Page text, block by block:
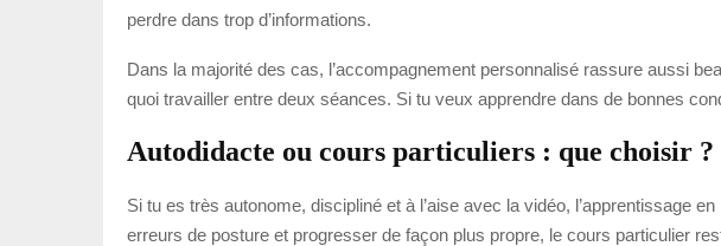
perdre dans trop d’informations.
Dans la majorité des cas, l’accompagnement personnalisé rassure aussi
quoi travailler entre deux séances. Si tu veux apprendre dans de bonnes
Autodidacte ou cours particuliers : que choisir ?
Si tu es très autonome, discipliné et à l’aise avec la vidéo, l’apprentissage
erreurs de posture et progresser de façon plus propre, le cours particulier